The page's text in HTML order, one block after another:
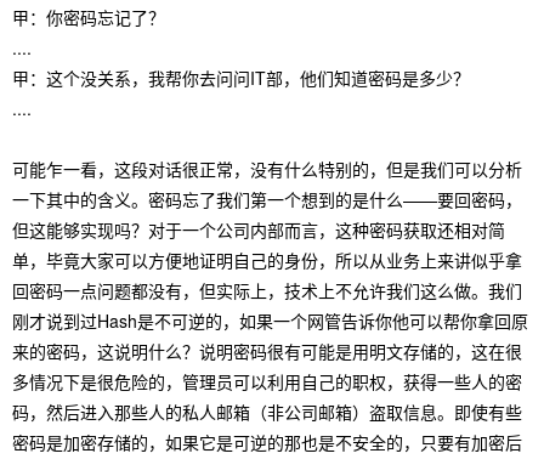
甲：你密码忘记了？
....
甲：这个没关系，我帮你去问问IT部，他们知道密码是多少？
....
可能乍一看，这段对话很正常，没有什么特别的，但是我们可以分析
一下其中的含义。密码忘了我们第一个想到的是什么——要回密码，
但这能够实现吗？对于一个公司内部而言，这种密码获取还相对简
单，毕竟大家可以方便地证明自己的身份，所以从业务上来讲似乎拿
回密码一点问题都没有，但实际上，技术上不允许我们这么做。我们
刚才说到过Hash是不可逆的，如果一个网管告诉你他可以帮你拿回原
来的密码，这说明什么？说明密码很有可能是用明文存储的，这在很
多情况下是很危险的，管理员可以利用自己的职权，获得一些人的密
码，然后进入那些人的私人邮箱（非公司邮箱）盗取信息。即使有些
密码是加密存储的，如果它是可逆的那也是不安全的，只要有加密后